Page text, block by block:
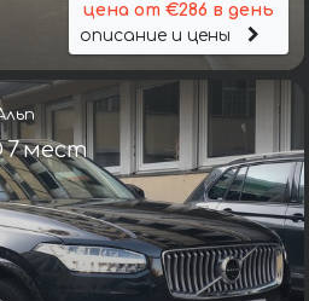
цена от €286 в день
описание и цены
7 мест